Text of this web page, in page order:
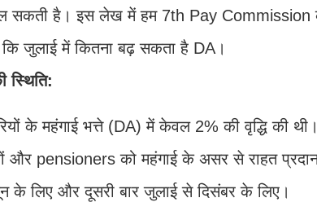
सकती है। इस लेख में हम 7th Pay
जुलाई में कितना बढ़ सकता है DA।
के महंगाई भत्ते (DA) में केवल 2% की वृद्धि की
और pensioners को महंगाई के असर से राहत
के लिए और दूसरी बार जुलाई से दिसंबर के लिए।